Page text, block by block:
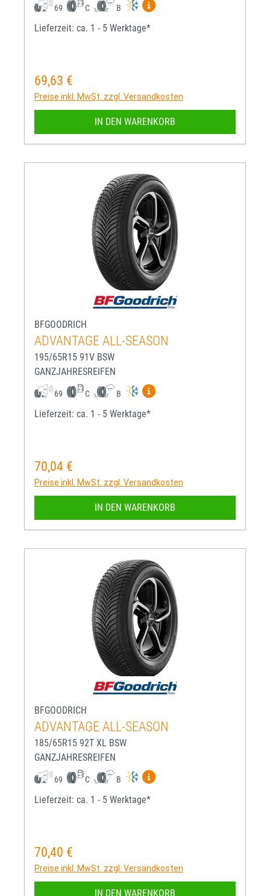
69 C B
Mehr Informationen zum
Lieferzeit: ca. 1 - 5 Werktage*
Regulärer Preis:
69,63 €
Preise inkl. MwSt. zzgl. Versandkosten
IN DEN WARENKORB
BFGOODRICH
ADVANTAGE ALL-SEASON
195/65R15 91V BSW
GANZJAHRESREIFEN
69 C B
Mehr Informationen zum
Lieferzeit: ca. 1 - 5 Werktage*
Regulärer Preis:
70,04 €
Preise inkl. MwSt. zzgl. Versandkosten
IN DEN WARENKORB
BFGOODRICH
ADVANTAGE ALL-SEASON
185/65R15 92T XL BSW
GANZJAHRESREIFEN
69 C B
Mehr Informationen zum
Lieferzeit: ca. 1 - 5 Werktage*
Regulärer Preis:
70,40 €
Preise inkl. MwSt. zzgl. Versandkosten
IN DEN WARENKORB